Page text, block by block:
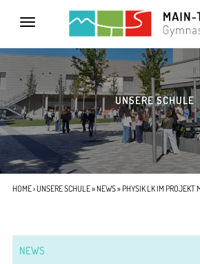
Toggle
UNSERE SCHULE
HOME›UNSERE SCHULE»NEWS» PHYSIK LK IM PROJEKT
NEWS